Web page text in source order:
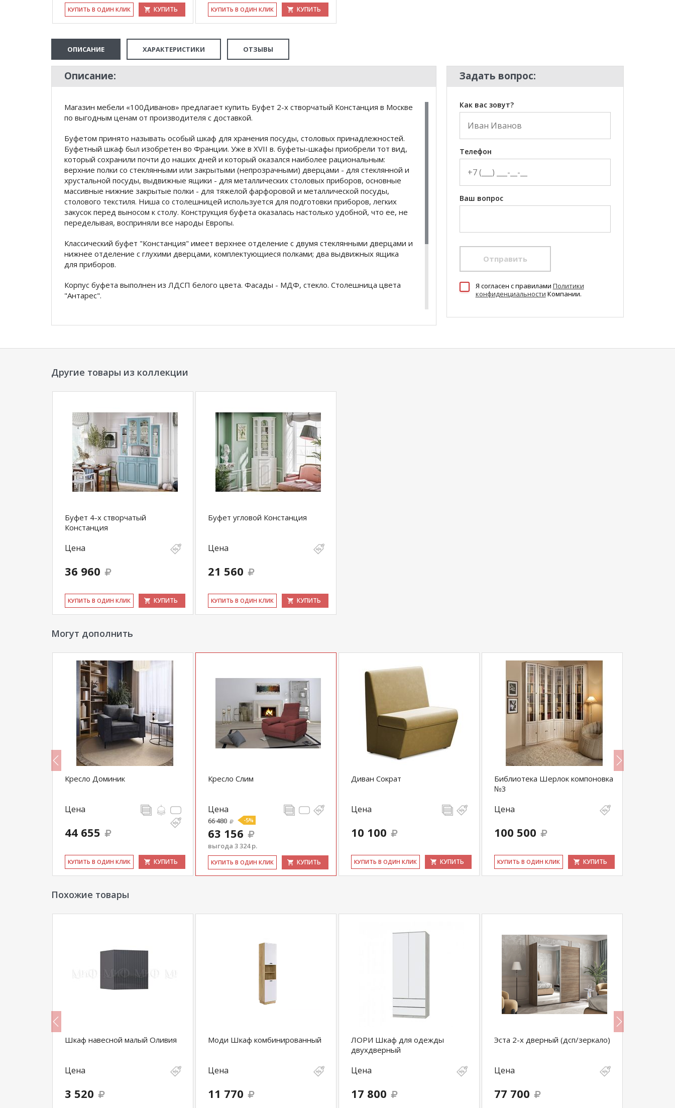
КУ­ПИТЬ В ОДИН КЛИК КУПИТЬ КУ­ПИТЬ В ОДИН КЛИК КУПИТЬ
ОПИСАНИЕ ХАРАКТЕРИСТИКИ ОТЗЫВЫ
Описание:
Магазин мебели «100Диванов» предлагает купить Буфет 2-х створчатый Констанция в Москве
по выгодным ценам от производителя с доставкой.
Буфетом принято называть особый шкаф для хранения посуды, столовых принадлежностей.
Буфетный шкаф был изобретен во Франции. Уже в XVII в. буфеты-шкафы приобрели тот вид,
который сохранили почти до наших дней и который оказался наиболее рациональным:
верхние полки со стеклянными или закрытыми (непрозрачными) дверцами - для стеклянной и
хрустальной посуды, выдвижные ящики - для металлических столовых приборов, основные
массивные нижние закрытые полки - для тяжелой фарфоровой и металлической посуды,
столового текстиля. Ниша со столешницей используется для подготовки приборов, легких
закусок перед выносом к столу. Конструкция буфета оказалась настолько удобной, что ее, не
переделывая, восприняли все народы Европы.
Классический буфет "Констанция" имеет верхнее отделение с двумя стеклянными дверцами и
нижнее отделение с глухими дверцами, комплектующиеся полками; два выдвижных ящика
для приборов.
Корпус буфета выполнен из ЛДСП белого цвета. Фасады - МДФ, стекло. Столешница цвета
"Антарес".
*Дополнительную информацию о том, как купитьБуфет 2-х створчатый Констанция
**Цены на официальном сайте100диванов.com
магазинаи могут отличаться от цен в розничных магазинах-салонах сети!
Задать вопрос:
Как вас зовут?
Телефон
Ваш вопрос
Отправить
Я согласен c правилами Политики
конфиденциальности Компании.
Другие товары из коллекции
Буфет 4-х створчатый
Констанция
Цена
36 960
КУ­ПИТЬ В ОДИН КЛИК КУПИТЬ
Буфет угловой Констанция
Цена
21 560
КУ­ПИТЬ В ОДИН КЛИК КУПИТЬ
Могут дополнить
Кресло Доминик
Цена
44 655
КУ­ПИТЬ В ОДИН КЛИК КУПИТЬ
Кресло Слим
Цена
66 480 -5%
63 156
выгода 3 324 р.
КУ­ПИТЬ В ОДИН КЛИК КУПИТЬ
Диван Сократ
Цена
10 100
КУ­ПИТЬ В ОДИН КЛИК КУПИТЬ
Библиотека Шерлок компоновка
№3
Цена
100 500
КУ­ПИТЬ В ОДИН КЛИК КУПИТЬ
Похожие товары
Шкаф навесной малый Оливия
Цена
3 520
Моди Шкаф комбинированный
Цена
11 770
ЛОРИ Шкаф для одежды
двухдверный
Цена
17 800
Эста 2-х дверный (дсп/зеркало)
Цена
77 700